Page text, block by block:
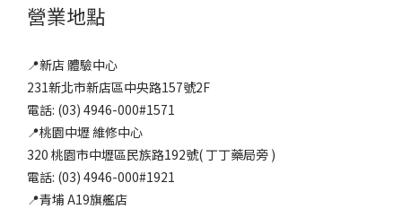
營業地點
📍新店 體驗中心
231新北市新店區中央路157號2F
電話: (03) 4946-000#1571
📍桃園中壢 維修中心
320 桃園市中壢區民族路192號( 丁丁藥局旁 )
電話: (03) 4946-000#1921
📍青埔 A19旗艦店